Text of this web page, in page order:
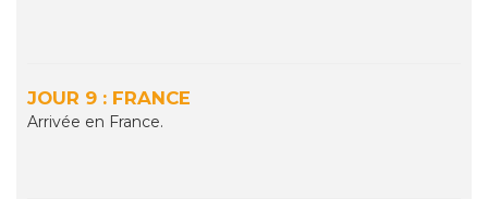
JOUR 9 : FRANCE
Arrivée en France.